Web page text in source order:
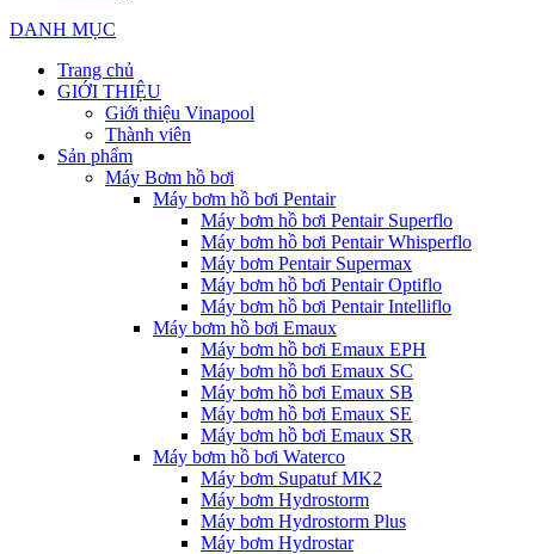
DANH MỤC
Trang chủ
GIỚI THIỆU
Giới thiệu Vinapool
Thành viên
Sản phẩm
Máy Bơm hồ bơi
Máy bơm hồ bơi Pentair
Máy bơm hồ bơi Pentair Superflo
Máy bơm hồ bơi Pentair Whisperflo
Máy bơm Pentair Supermax
Máy bơm hồ bơi Pentair Optiflo
Máy bơm hồ bơi Pentair Intelliflo
Máy bơm hồ bơi Emaux
Máy bơm hồ bơi Emaux EPH
Máy bơm hồ bơi Emaux SC
Máy bơm hồ bơi Emaux SB
Máy bơm hồ bơi Emaux SE
Máy bơm hồ bơi Emaux SR
Máy bơm hồ bơi Waterco
Máy bơm Supatuf MK2
Máy bơm Hydrostorm
Máy bơm Hydrostorm Plus
Máy bơm Hydrostar